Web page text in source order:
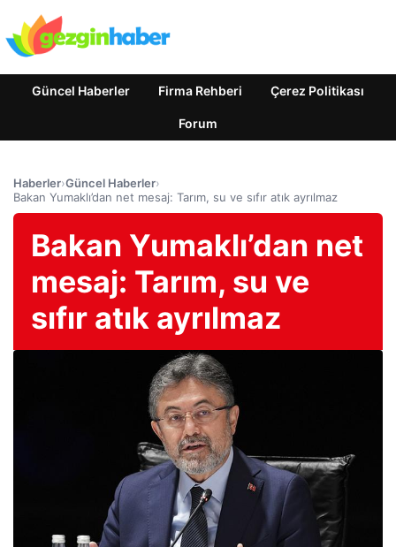
Güncel Haberler Firma Rehberi Çerez Politikası
Forum
Haberler›Güncel Haberler›
Bakan Yumaklı’dan net mesaj: Tarım, su ve sıfır atık ayrılmaz
Bakan Yumaklı’dan net
mesaj: Tarım, su ve
sıfır atık ayrılmaz